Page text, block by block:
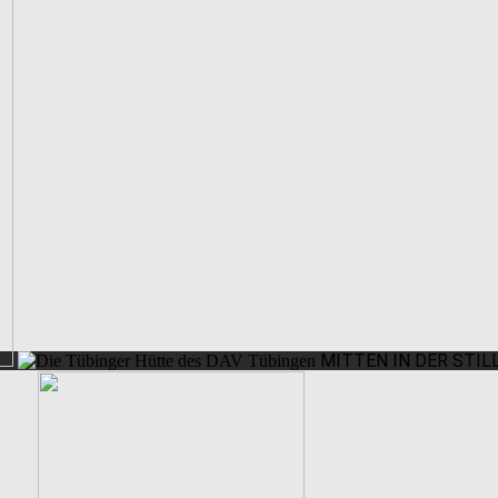
MITTEN IN DER